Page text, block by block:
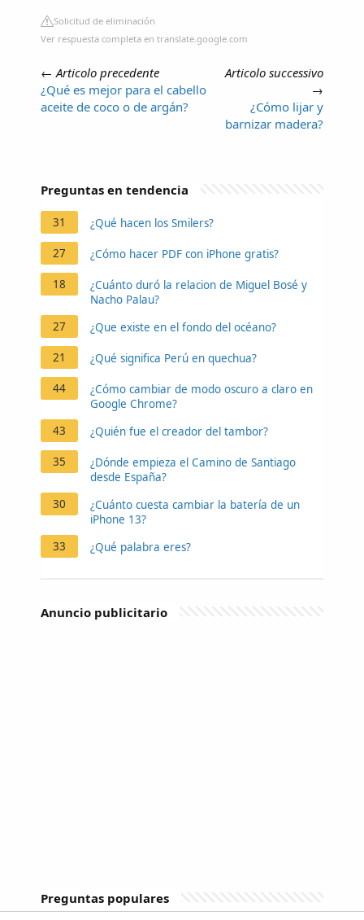
Solicitud de eliminación
Ver respuesta completa en translate.google.com
← Articolo precedente
¿Qué es mejor para el cabello
aceite de coco o de argán?
Articolo successivo
→
¿Cómo lijar y
barnizar madera?
Preguntas en tendencia
31 ¿Qué hacen los Smilers?
27 ¿Cómo hacer PDF con iPhone gratis?
18
¿Cuánto duró la relacion de Miguel Bosé y
Nacho Palau?
27
¿Que existe en el fondo del océano?
21 ¿Qué significa Perú en quechua?
44
¿Cómo cambiar de modo oscuro a claro en
Google Chrome?
43
¿Quién fue el creador del tambor?
35
¿Dónde empieza el Camino de Santiago
desde España?
30
¿Cuánto cuesta cambiar la batería de un
iPhone 13?
33
¿Qué palabra eres?
Anuncio publicitario
Preguntas populares